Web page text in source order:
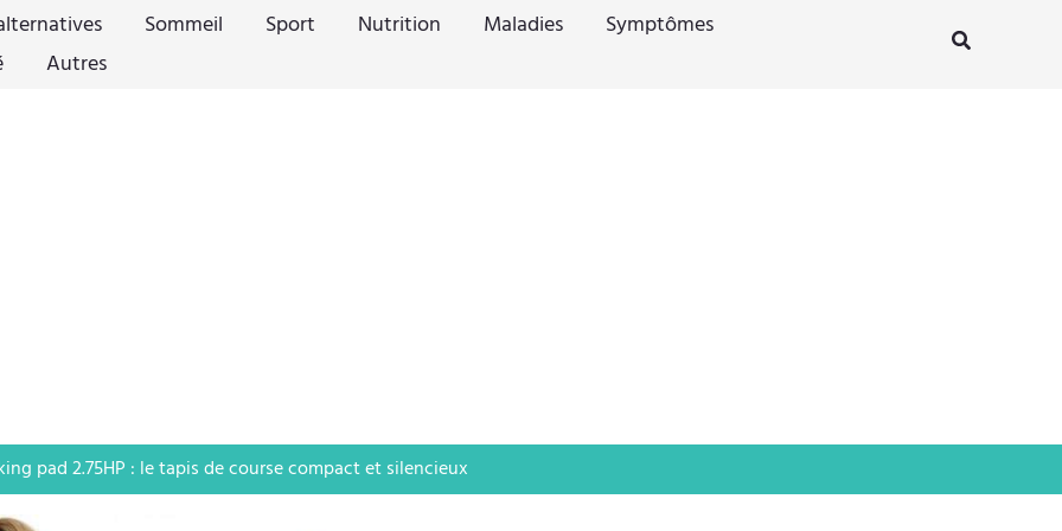
Sommeil Sport Nutrition Maladies
Symptômes
Autres
Rechercher
pad 2.75HP : le tapis de course compact et silencieux